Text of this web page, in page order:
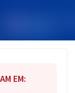
EM: